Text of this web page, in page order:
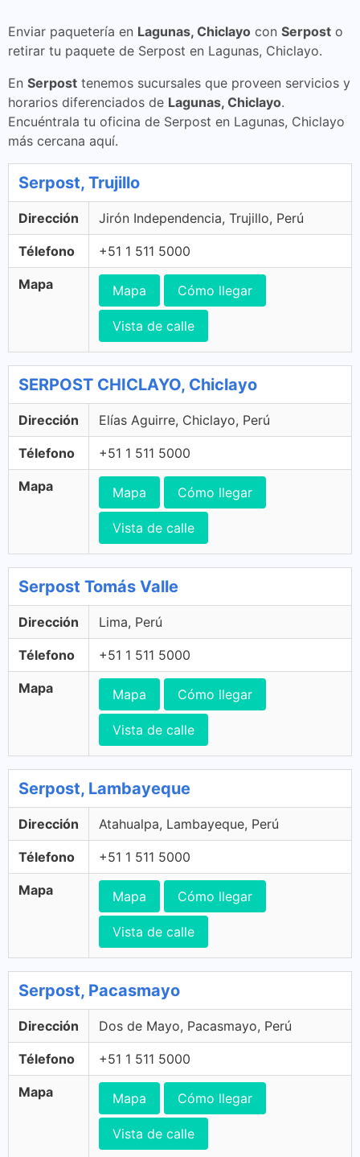
Enviar paquetería en Lagunas, Chiclayo con Serpost o
retirar tu paquete de Serpost en Lagunas, Chiclayo.
En Serpost tenemos sucursales que proveen servicios y
horarios diferenciados de Lagunas, Chiclayo.
Encuéntrala tu oficina de Serpost en Lagunas, Chiclayo
más cercana aquí.
Serpost, Trujillo
Dirección Jirón Independencia, Trujillo, Perú
Télefono +51 1 511 5000
Mapa Mapa Cómo llegar
Vista de calle
SERPOST CHICLAYO, Chiclayo
Dirección Elías Aguirre, Chiclayo, Perú
Télefono +51 1 511 5000
Mapa Mapa Cómo llegar
Vista de calle
Serpost Tomás Valle
Dirección Lima, Perú
Télefono +51 1 511 5000
Mapa Mapa Cómo llegar
Vista de calle
Serpost, Lambayeque
Dirección Atahualpa, Lambayeque, Perú
Télefono +51 1 511 5000
Mapa Mapa Cómo llegar
Vista de calle
Serpost, Pacasmayo
Dirección Dos de Mayo, Pacasmayo, Perú
Télefono +51 1 511 5000
Mapa Mapa Cómo llegar
Vista de calle